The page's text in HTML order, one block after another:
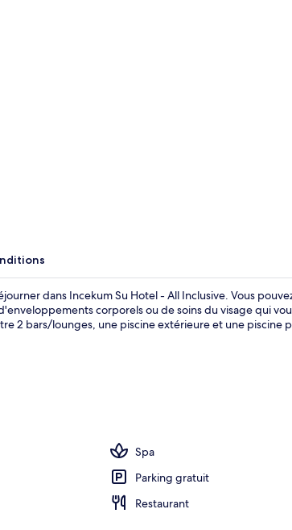
dans Incekum Su Hotel - All Inclusive. Vous
corporels ou de soins du visage qui
2 bars/lounges, une piscine extérieure et une piscine
Spa
Parking gratuit
Restaurant